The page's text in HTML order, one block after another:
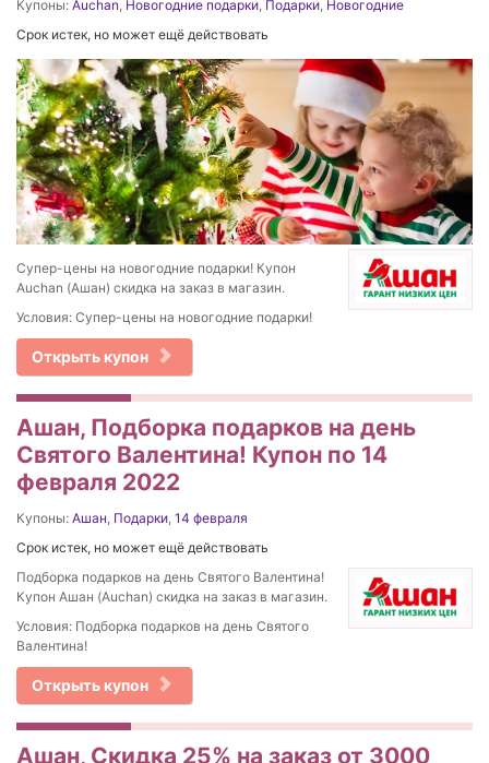
Купоны: Auchan, Новогодние подарки, Подарки, Новогодние
Срок истек, но может ещё действовать
Супер-цены на новогодние подарки! Купон
Auchan (Ашан) скидка на заказ в магазин.
Условия: Супер-цены на новогодние подарки!
Открыть купон
Ашан, Подборка подарков на день
Святого Валентина! Купон по 14
февраля 2022
Купоны: Ашан, Подарки, 14 февраля
Срок истек, но может ещё действовать
Подборка подарков на день Святого Валентина!
Купон Ашан (Auchan) скидка на заказ в магазин.
Условия: Подборка подарков на день Святого
Валентина!
Открыть купон
Ашан, Скидка 25% на заказ от 3000